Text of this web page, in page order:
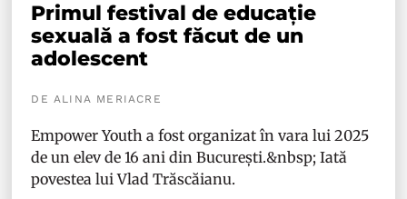
Primul festival de educație
sexuală a fost făcut de un
adolescent
DE ALINA MERIACRE
Empower Youth a fost organizat în vara lui 2025
de un elev de 16 ani din București.&nbsp; Iată
povestea lui Vlad Trăscăianu.